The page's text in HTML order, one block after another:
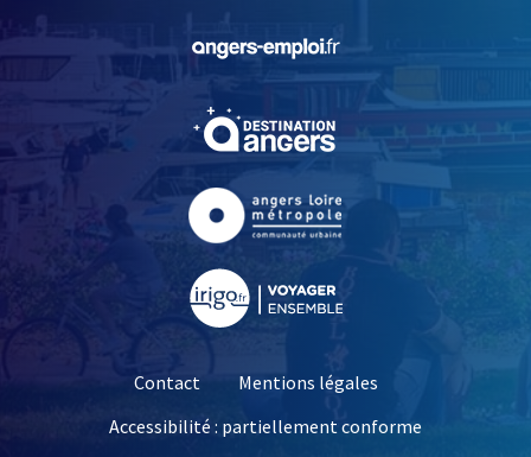
, Ouvre une nouvelle
, Ouvre une nouvelle
Contact
Mentions légales
Accessibilité : partiellement conforme